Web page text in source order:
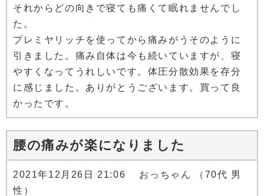
それからどの向きで寝ても痛くて眠れませんでし
た。
プレミヤリッチを使ってから痛みがうそのように
引きました。痛み自体は今も続いていますが、寝
やすくなってうれしいです。体圧分散効果を存分
に感じました。ありがとうございます。買って良
かったです。
腰の痛みが楽になりました
2021年12月26日 21:06 おっちゃん （70代 男
性）